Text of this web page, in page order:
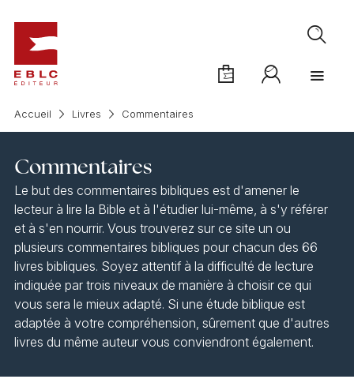
Accueil Livres Commentaires
Commentaires
Le but des commentaires bibliques est d'amener le
lecteur à lire la Bible et à l'étudier lui-même, à s'y référer
et à s'en nourrir. Vous trouverez sur ce site un ou
plusieurs commentaires bibliques pour chacun des 66
livres bibliques. Soyez attentif à la difficulté de lecture
indiquée par trois niveaux de manière à choisir ce qui
vous sera le mieux adapté. Si une étude biblique est
adaptée à votre compréhension, sûrement que d'autres
livres du même auteur vous conviendront également.